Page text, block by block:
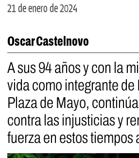
21 de enero de 2024
Oscar Castelnovo
A sus 94 años y con la
vida como integrante de
Plaza de Mayo,
contra las injusticias y
fuerza en estos tiempos